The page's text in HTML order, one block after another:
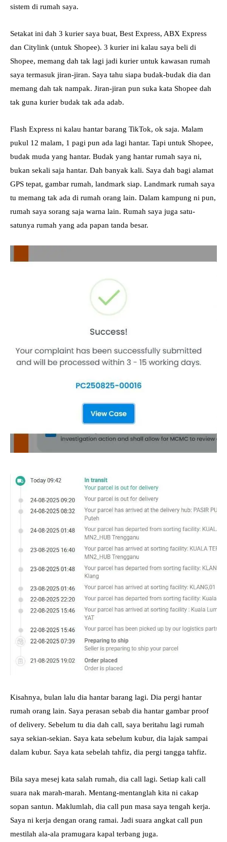
sistem di rumah saya.
Setakat ini dah 3 kurier saya buat, Best Express, ABX Express
dan Citylink (untuk Shopee). 3 kurier ini kalau saya beli di
Shopee, memang dah tak lagi jadi kurier untuk kawasan rumah
saya termasuk jiran-jiran. Saya tahu siapa budak-budak dia dan
memang dah tak nampak. Jiran-jiran pun suka kata Shopee dah
tak guna kurier budak tak ada adab.
Flash Express ni kalau hantar barang TikTok, ok saja. Malam
pukul 12 malam, 1 pagi pun ada lagi hantar. Tapi untuk Shopee,
budak muda yang hantar. Budak yang hantar rumah saya ni,
bukan sekali saja hantar. Dah banyak kali. Saya dah bagi alamat
GPS tepat, gambar rumah, landmark siap. Landmark rumah saya
tu memang tak ada di rumah orang lain. Dalam kampung ni pun,
rumah saya sorang saja warna lain. Rumah saya juga satu-
satunya rumah yang ada papan tanda besar.
Kisahnya, bulan lalu dia hantar barang lagi. Dia pergi hantar
rumah orang lain. Saya perasan sebab dia hantar gambar proof
of delivery. Sebelum tu dia dah call, saya beritahu lagi rumah
saya sekian-sekian. Saya kata sebelum kubur, dia lajak sampai
dalam kubur. Saya kata sebelah tahfiz, dia pergi tangga tahfiz.
Bila saya mesej kata salah rumah, dia call lagi. Setiap kali call
suara nak marah-marah. Mentang-mentanglah kita ni cakap
sopan santun. Maklumlah, dia call pun masa saya tengah kerja.
Saya ni kerja dengan orang ramai. Jadi suara angkat call pun
mestilah ala-ala pramugara kapal terbang juga.